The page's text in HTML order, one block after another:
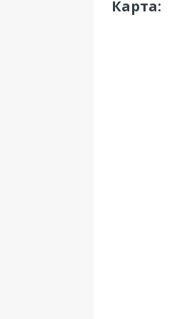
Карта: